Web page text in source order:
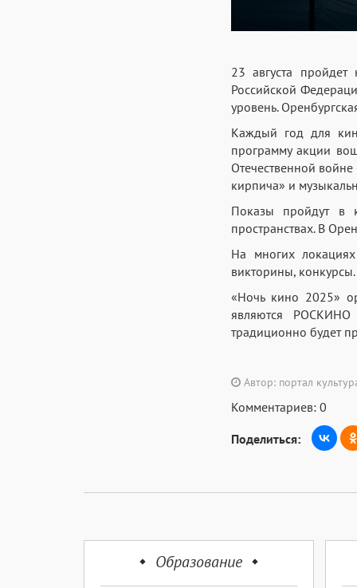
23 августа
Российской
уровень.
Каждый год для
программу акции
Отечественной
кирпича» и
Показы пройдут в
пространствах. В
На многих
викторины, конкурсы.
«Ночь кино 2025»
являются РОСКИНО
традиционно будет
Автор: портал
Комментариев: 0
Поделиться:
Образование